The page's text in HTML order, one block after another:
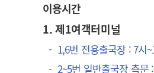
이용시간
1. 제1여객터미널
1,6번 전용출국장 : 7시
2~5번 일반출국장 측문